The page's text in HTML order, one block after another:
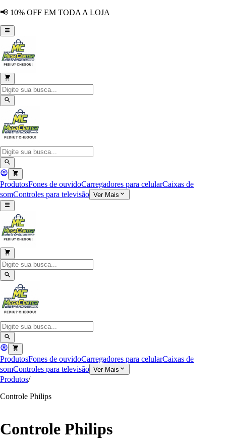
📢 10% OFF EM TODA A LOJA
ProdutosFones de ouvidoCarregadores para celularCaixas de
somControles para televisão Ver Mais
ProdutosFones de ouvidoCarregadores para celularCaixas de
somControles para televisão Ver Mais
Produtos/
Controle Philips
Controle Philips